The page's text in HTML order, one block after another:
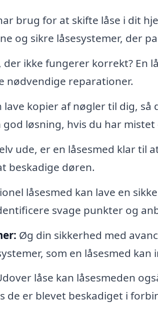
brug for at skifte låse i dit
og sikre låsesystemer, der
der ikke fungerer korrekt? En
nødvendige reparationer.
lave kopier af nøgler til dig, så
løsning, hvis du har mistet
ude, er en låsesmed klar til
beskadige døren.
låsesmed kan lave en
svage punkter og
Øg din sikkerhed med
som en låsesmed kan
låse kan låsesmeden
de er blevet beskadiget i